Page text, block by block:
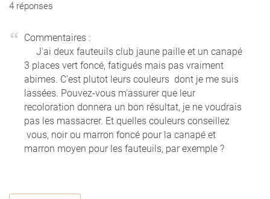
4 réponses
Commentaires :
J'ai deux fauteuils club jaune paille et un canapé
3 places vert foncé, fatigués mais pas vraiment
abimes. C'est plutot leurs couleurs dont je me suis
lassées. Pouvez-vous m'assurer que leur
recoloration donnera un bon résultat, je ne voudrais
pas les massacrer. Et quelles couleurs conseillez
vous, noir ou marron foncé pour la canapé et
marron moyen pour les fauteuils, par exemple ?